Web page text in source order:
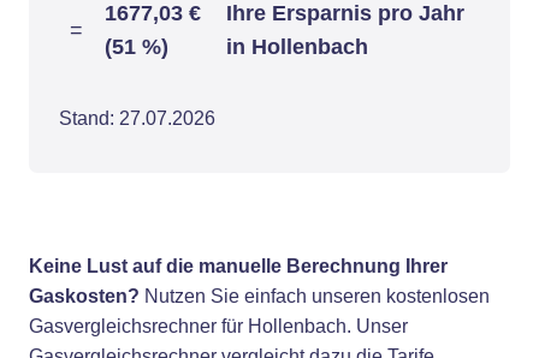
=
1677,03 €
(51 %)
Ihre Ersparnis pro Jahr
in Hollenbach
Stand: 27.07.2026
Keine Lust auf die manuelle Berechnung Ihrer
Gaskosten? Nutzen Sie einfach unseren kostenlosen
Gasvergleichsrechner für Hollenbach. Unser